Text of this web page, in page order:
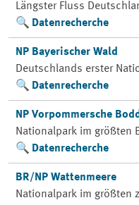
Längster Fluss
Datenrecherche
NP Bayerischer Wald
Deutschlands erster
Datenrecherche
NP Vorpommersche
Nationalpark im größten
Datenrecherche
BR/NP Wattenmeere
Nationalpark im größten